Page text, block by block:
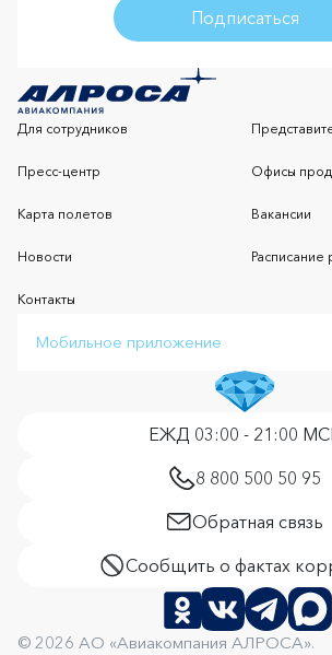
Подписаться
Для сотрудников
Пресс-центр Офисы
Карта полетов Вакансии
Новости Расписание
Контакты
Мобильное приложение
ЕЖД 03:00 - 21:00
8 800 500 50 95
Обратная связь
Сообщить о фактах
© 2026 АО «Авиакомпания АЛРОСА».